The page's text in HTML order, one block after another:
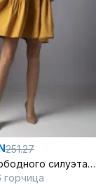
251.27
Платье свободного силуэта из хлопка с V-образным вырезом
горчица